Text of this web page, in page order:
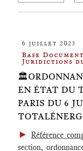
6 juillet 2023
Base
Juridictions
EN ÉTAT DU
PARIS DU 6
►Référence
section,